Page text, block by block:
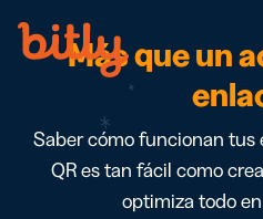
Más que un
Saber cómo funcionan tus
QR es tan fácil como
optimiza todo